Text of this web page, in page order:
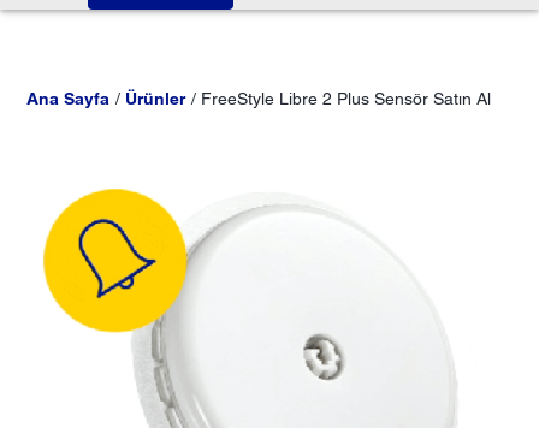
Ana Sayfa Ürünler FreeStyle Libre 2 Plus Sensör Satın Al